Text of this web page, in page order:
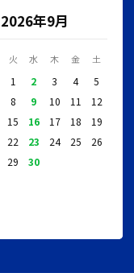
2026年9月
火 水 木 金 土
1 2 3 4
5
8 9 10 11
12
15 16 17 18
19
22 23 24 25
26
29 30